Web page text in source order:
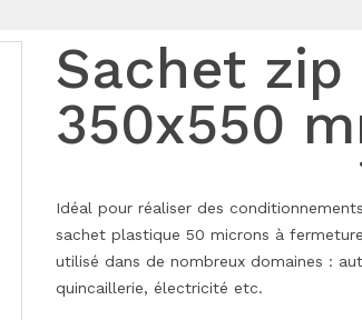
Sachet zip
350x550
Idéal pour réaliser des
sachet plastique 50 microns à
utilisé dans de nombreux domaines :
quincaillerie, électricité etc.